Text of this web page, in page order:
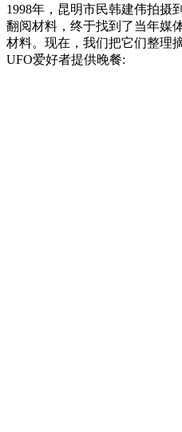
1998年，昆明市民韩建伟拍摄
翻阅材料，终于找到了当年媒
材料。现在，我们把它们整理
UFO爱好者提供晚餐: